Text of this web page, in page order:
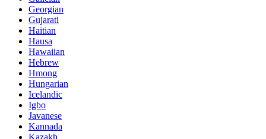
Georgian
Gujarati
Haitian
Hausa
Hawaiian
Hebrew
Hmong
Hungarian
Icelandic
Igbo
Javanese
Kannada